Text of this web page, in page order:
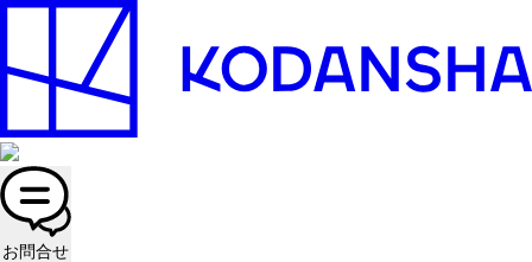
お問合せ